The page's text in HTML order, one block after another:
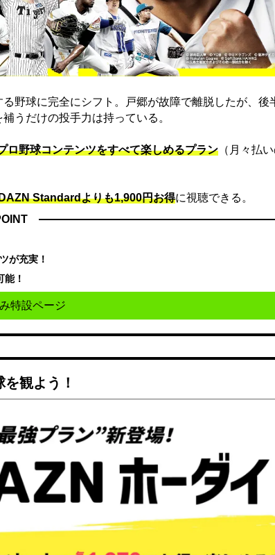
野球に完全にシフト。戸郷が故障で離脱したが、後
うだけの投手力は持っている。
ロ野球コンテンツをすべて楽しめるプラン （月々払
Standard​よりも1,900円お得に視聴できる。
が充実！
！
特設ページ
観よう！